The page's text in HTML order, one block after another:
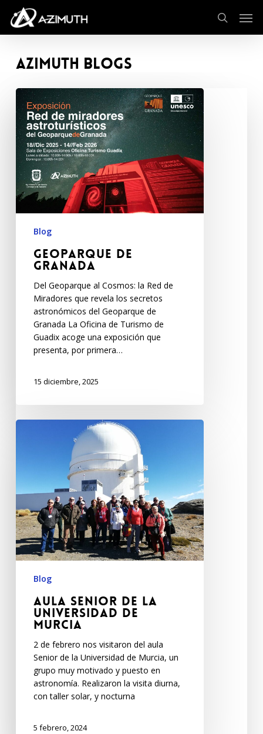
main
search
Azimuth Blogs
Blog
Geoparque de
Granada
Del Geoparque al Cosmos: la Red de
Miradores que revela los secretos
astronómicos del Geoparque de
Granada La Oficina de Turismo de
Guadix acoge una exposición que
presenta, por primera…
15 diciembre, 2025
Blog
Aula Senior de la
Universidad de
Murcia
2 de febrero nos visitaron del aula
Senior de la Universidad de Murcia, un
grupo muy motivado y puesto en
astronomía. Realizaron la visita diurna,
con taller solar, y nocturna
5 febrero, 2024